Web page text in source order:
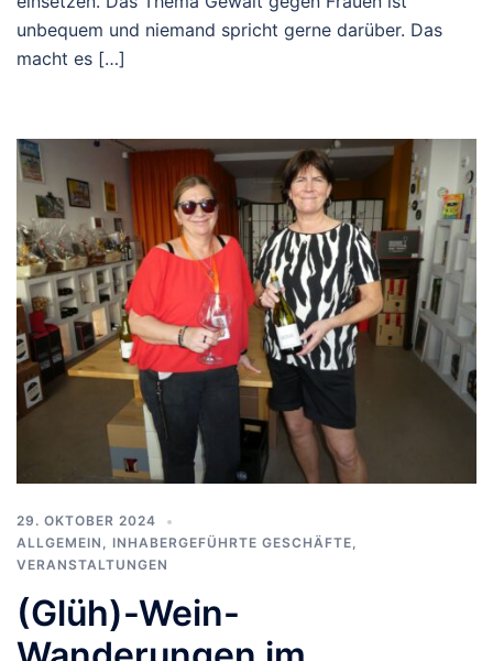
unbequem und niemand spricht gerne darüber. Das
macht es […]
29. OKTOBER 2024
ALLGEMEIN , INHABERGEFÜHRTE GESCHÄFTE,
VERANSTALTUNGEN
(Glüh)-Wein-